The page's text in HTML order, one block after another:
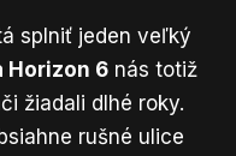
splniť jeden veľký
Horizon 6 nás totiž
žiadali dlhé roky.
rušné ulice